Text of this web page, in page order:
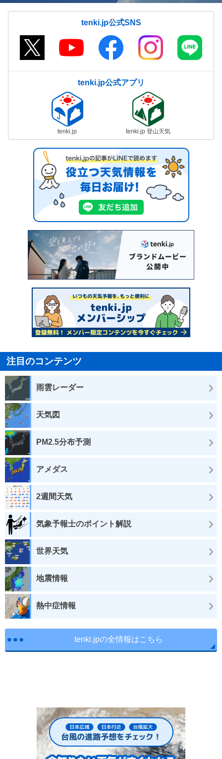
tenki.jp公式SNS
tenki.jp公式アプリ
tenki.jp tenki.jp 登山天気
注目のコンテンツ
雨雲レーダー
天気図
PM2.5分布予測
アメダス
2週間天気
気象予報士のポイント解説
世界天気
地震情報
熱中症情報
tenki.jpの全情報はこちら